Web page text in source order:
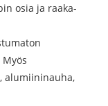
osia ja raaka-
alumiininauha,